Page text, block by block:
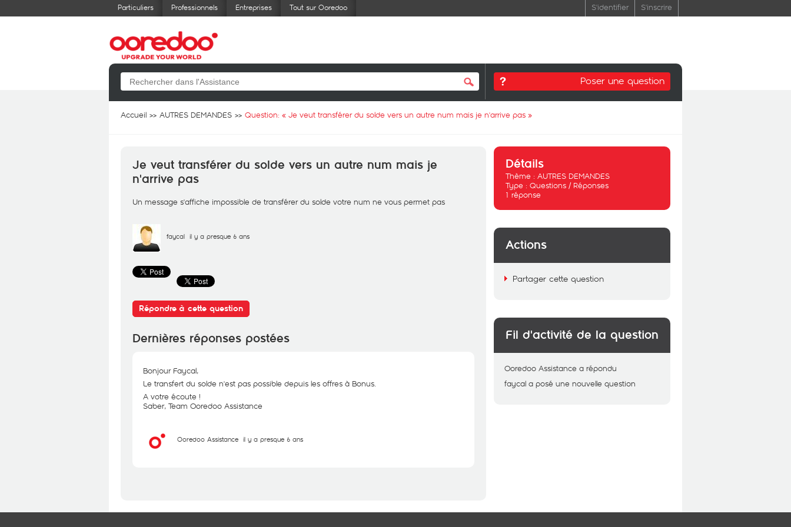
Particuliers Professionnels Entreprises Tout sur Ooredoo S'identifier S'inscrire
Poser une question
Accueil AUTRES DEMANDES Question: « Je veut transférer du solde vers un autre num mais je n'arrive pas »
Je veut transférer du solde vers un autre num mais je
n'arrive pas
Un message s'affiche impossible de transférer du solde votre num ne vous permet pas
faycal il y a presque 6 ans
Répondre à cette question
Dernières réponses postées
Bonjour Faycal,
Le transfert du solde n'est pas possible depuis les offres à Bonus.
A votre écoute !
Saber, Team Ooredoo Assistance
Ooredoo Assistance il y a presque 6 ans
Détails
Thème : AUTRES DEMANDES
Type : Questions / Réponses
1 réponse
Actions
Partager cette question
Fil d'activité de la question
Ooredoo Assistance a répondu
faycal a posé une nouvelle question